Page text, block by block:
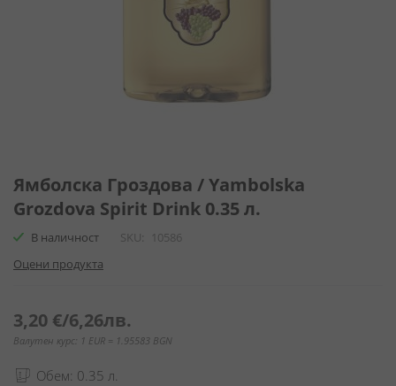
към
началото
на
галерия
снимки
Ямболска Гроздова / Yambolska
Grozdova Spirit Drink 0.35 л.
В наличност SKU
10586
Оцени продукта
3,20 €/6,26лв.
Валутен курс: 1 EUR = 1.95583 BGN
Обем: 0.35 л.